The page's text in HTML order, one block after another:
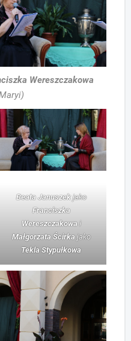
Wereszczakowa
Beata Januszekjako
Franciszka
Wereszczakowai
Małgorzata Ścirkajako
Tekla Stypułkowa